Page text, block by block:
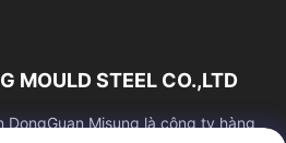
MOULD STEEL CO.,LTD
Misung là công ty hàng